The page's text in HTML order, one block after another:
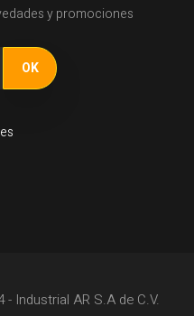
y promociones
Industrial AR S.A de C.V.